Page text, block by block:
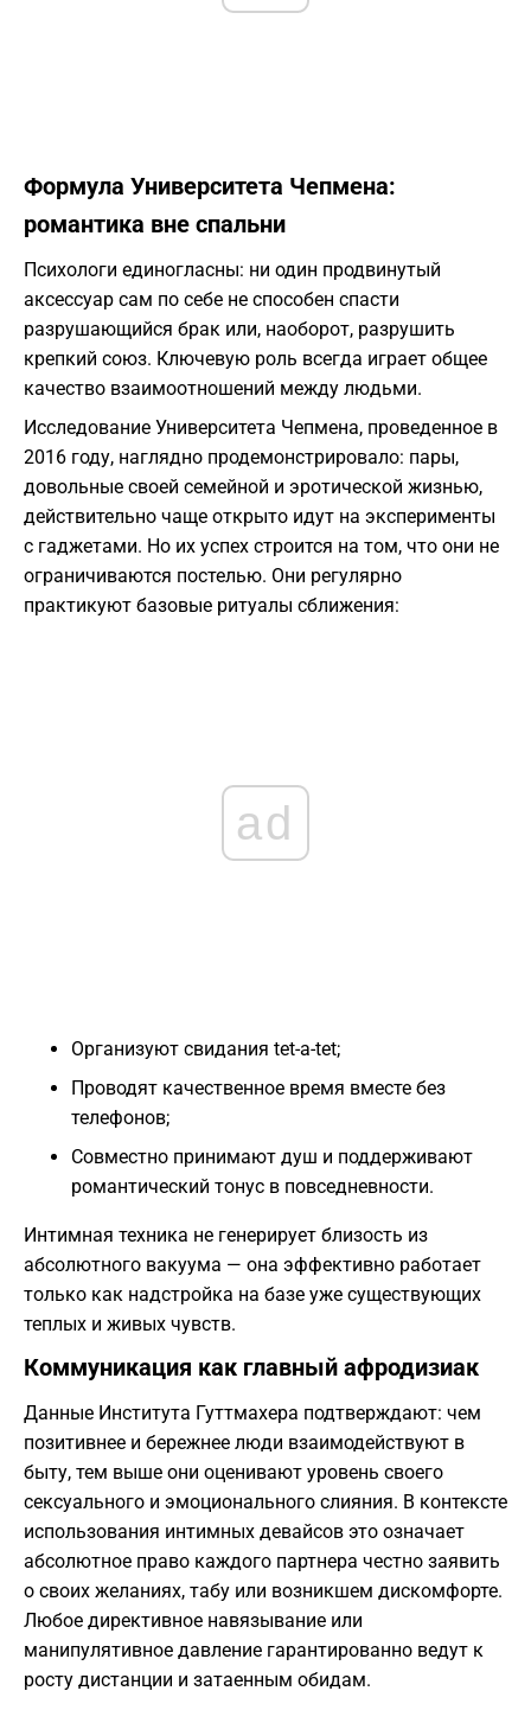
Формула Университета Чепмена:
романтика вне спальни
Психологи единогласны: ни один продвинутый
аксессуар сам по себе не способен спасти
разрушающийся брак или, наоборот, разрушить
крепкий союз. Ключевую роль всегда играет общее
качество взаимоотношений между людьми.
Исследование Университета Чепмена, проведенное в
2016 году, наглядно продемонстрировало: пары,
довольные своей семейной и эротической жизнью,
действительно чаще открыто идут на эксперименты
с гаджетами. Но их успех строится на том, что они не
ограничиваются постелью. Они регулярно
практикуют базовые ритуалы сближения:
ad
Организуют свидания tet-a-tet;
Проводят качественное время вместе без
телефонов;
Совместно принимают душ и поддерживают
романтический тонус в повседневности.
Интимная техника не генерирует близость из
абсолютного вакуума — она эффективно работает
только как надстройка на базе уже существующих
теплых и живых чувств.
Коммуникация как главный афродизиак
Данные Института Гуттмахера подтверждают: чем
позитивнее и бережнее люди взаимодействуют в
быту, тем выше они оценивают уровень своего
сексуального и эмоционального слияния. В контексте
использования интимных девайсов это означает
абсолютное право каждого партнера честно заявить
о своих желаниях, табу или возникшем дискомфорте.
Любое директивное навязывание или
манипулятивное давление гарантированно ведут к
росту дистанции и затаенным обидам.